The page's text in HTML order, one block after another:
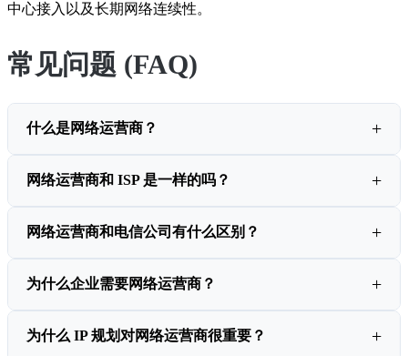
中心接入以及长期网络连续性。
常见问题 (FAQ)
什么是网络运营商？
网络运营商和 ISP 是一样的吗？
网络运营商和电信公司有什么区别？
为什么企业需要网络运营商？
为什么 IP 规划对网络运营商很重要？